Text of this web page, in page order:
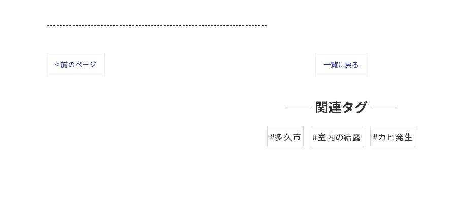
----------------------------------------------------------------------
< 前のページ 一覧に戻る
関連タグ
#多久市 #室内の結露 #カビ発生